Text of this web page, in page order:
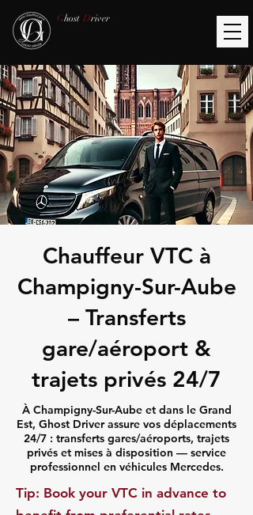
Ghost Driver
Chauffeur VTC à
Champigny-Sur-Aube
– Transferts
gare/aéroport &
trajets privés 24/7
À Champigny-Sur-Aube et dans le Grand
Est, Ghost Driver assure vos déplacements
24/7 : transferts gares/aéroports, trajets
privés et mises à disposition — service
professionnel en véhicules Mercedes.
​Tip: Book your VTC in advance to